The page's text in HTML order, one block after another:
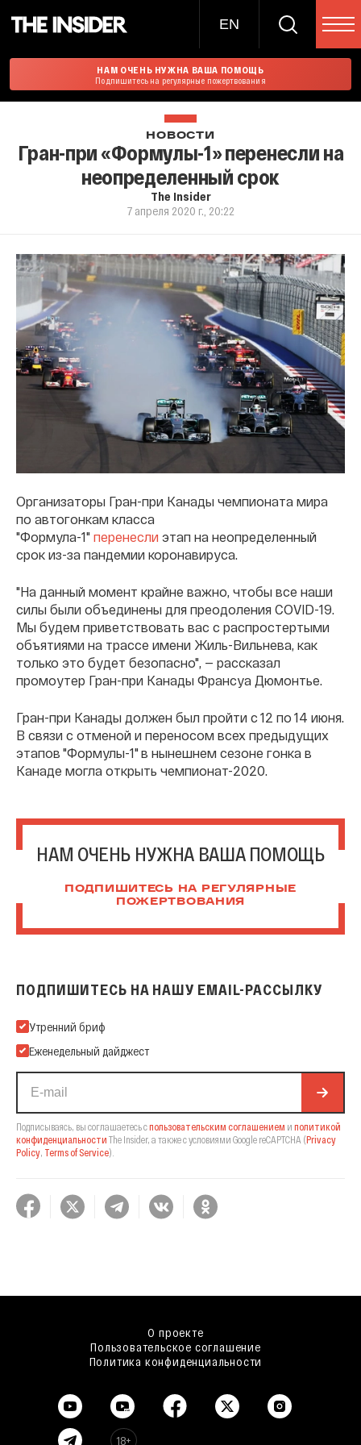
EN
НАМ ОЧЕНЬ НУЖНА ВАША ПОМОЩЬ
Подпишитесь на регулярные пожертвования
НОВОСТИ
Гран-при «Формулы-1» перенесли на
неопределенный срок
The Insider
7 апреля 2020 г., 20:22
Организаторы Гран-при Канады чемпионата мира
по автогонкам класса
"Формула-1" перенесли этап на неопределенный
срок из-за пандемии коронавируса.
"На данный момент крайне важно, чтобы все наши
силы были объединены для преодоления COVID-19.
Мы будем приветствовать вас с распростертыми
объятиями на трассе имени Жиль-Вильнева, как
только это будет безопасно", — рассказал
промоутер Гран-при Канады Франсуа Дюмонтье.
Гран-при Канады должен был пройти с 12 по 14 июня.
В связи с отменой и переносом всех предыдущих
этапов "Формулы-1" в нынешнем сезоне гонка в
Канаде могла открыть чемпионат-2020.
НАМ ОЧЕНЬ НУЖНА ВАША ПОМОЩЬ
ПОДПИШИТЕСЬ НА РЕГУЛЯРНЫЕ
ПОЖЕРТВОВАНИЯ
ПОДПИШИТЕСЬ НА НАШУ EMAIL-РАССЫЛКУ
Подпишитесь на нашу Email-рассылку
Утренний бриф
Еженедельный дайджест
Подписываясь, вы соглашаетесь спользовательским соглашением и политикой
конфиденциальности The Insider, а также с условиями Google reCAPTCHA (Privacy
Policy, Terms of Service).
О проекте
Пользовательское соглашение
Политика конфиденциальности
18+